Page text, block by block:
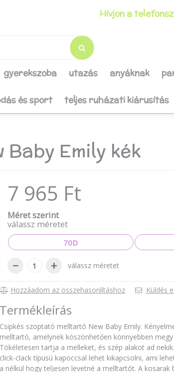
Hívjon a
gyerekszoba utazás anyáknak
és sport teljes ruházati kiárusítás
Emily kék
7 965 Ft
Méret szerint
válassz méretet
70D
− + válassz méretet
Hozzáadom az összehasonlításhoz Küldés
Termékleírás
Csipkés szoptató melltartó New Baby Emily.
melltartó, amelynek köszönhetően könnyebben
Tökéletesen tartja a melleket, és szép alakot ad
click-clack típusú kapoccsal lehet kikapcsolni, ami
a nélkül hogy teljesen levetné a melltartót. A kosarak